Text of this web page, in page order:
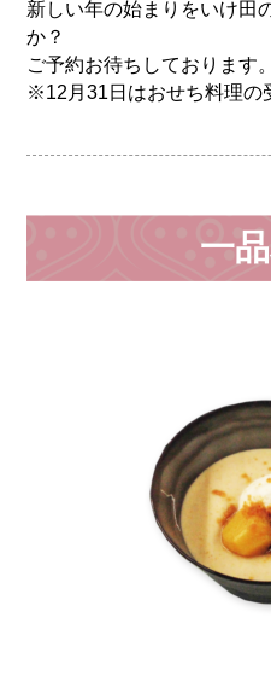
新しい年の始まりをいけ田
か？
ご予約お待ちしております。
※12月31日はおせち料理の
一